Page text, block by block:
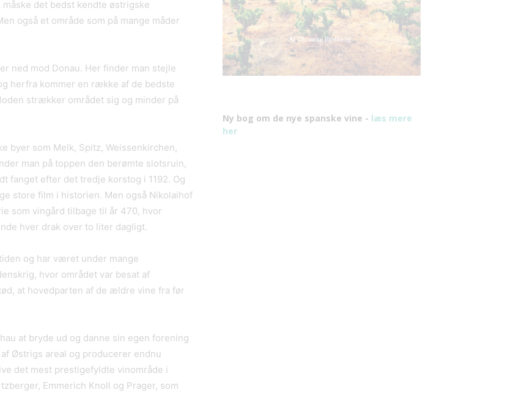
måske det bedst kendte østrigske
også et område som på mange måder
ned mod Donau. Her finder man stejle
herfra kommer en række af de bedste
strækker området sig og minder på
byer som Melk, Spitz, Weissenkirchen,
man på toppen den berømte slotsruin,
fanget efter det tredje korstog i 1192. Og
store film i historien. Men også Nikolaihof
som vingård tilbage til år 470, hvor
hver drak over to liter dagligt.
og har været under mange
hvor området var besat af
at hovedparten af de ældre vine fra før
at bryde ud og danne sin egen forening
af Østrigs areal og producerer endnu
det mest prestigefyldte vinområde i
Emmerich Knoll og Prager, som
Ny bog om de nye spanske vine - læs mere
her